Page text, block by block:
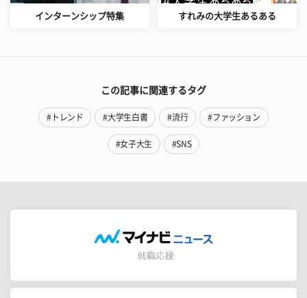
インターンシップ特集 すれみの大学生あるある
この記事に関連するタグ
#トレンド #大学生白書 #流行 #ファッション
#女子大生 #SNS